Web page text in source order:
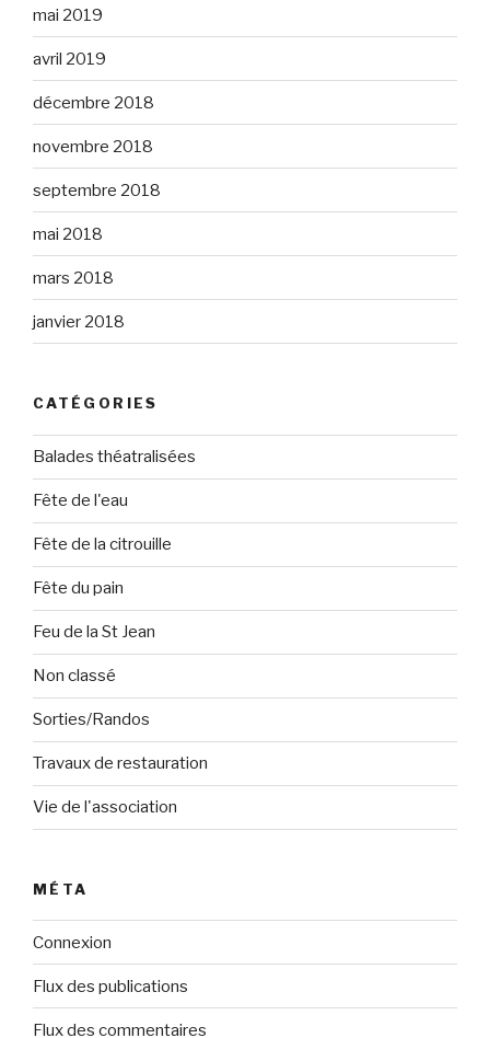
mai 2019
avril 2019
décembre 2018
novembre 2018
septembre 2018
mai 2018
mars 2018
janvier 2018
CATÉGORIES
Balades théatralisées
Fête de l'eau
Fête de la citrouille
Fête du pain
Feu de la St Jean
Non classé
Sorties/Randos
Travaux de restauration
Vie de l'association
MÉTA
Connexion
Flux des publications
Flux des commentaires